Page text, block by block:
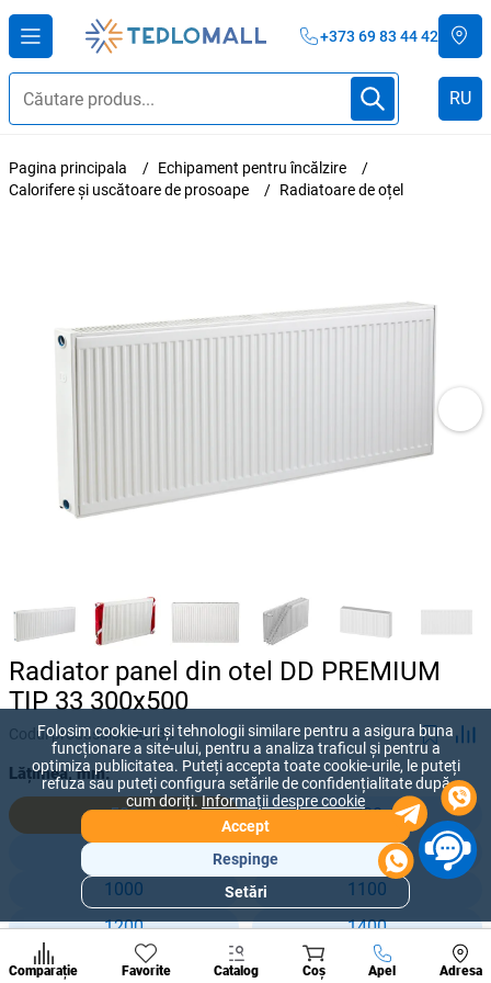
+373 69 83 44 42
RU
Pagina principala
Echipament pentru încălzire
Calorifere și uscătoare de prosoape
Radiatoare de oțel
Radiator panel din otel DD PREMIUM
TIP 33 300x500
Codul produsului:50786
Lățimea, mm:
500
700
900
1000
1100
1200
1400
1500
1600
Comparație Favorite Catalog Coș Apel Adresa
A suna
populare
de
Folosim cookie-uri și tehnologii similare pentru a asigura buna
funcționare a site-ului, pentru a analiza traficul și pentru a
optimiza publicitatea. Puteți accepta toate cookie-urile, le puteți
refuza sau puteți configura setările de confidențialitate după
cum doriți.Informații despre cookie
Accept
Respinge
Setări